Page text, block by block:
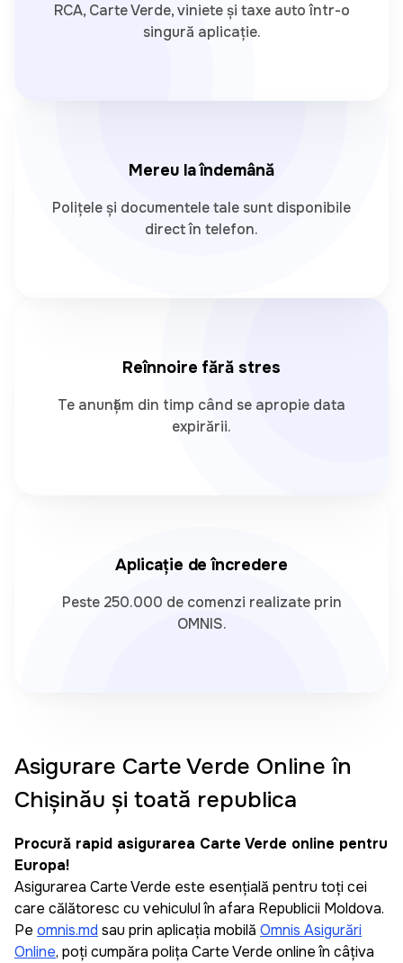
RCA, Carte Verde, viniete și taxe auto într-o
singură aplicație.
Mereu la îndemână
Polițele și documentele tale sunt disponibile
direct în telefon.
Reînnoire fără stres
Te anunțăm din timp când se apropie data
expirării.
Aplicație de încredere
Peste 250.000 de comenzi realizate prin
OMNIS.
Asigurare Carte Verde Online în
Chișinău și toată republica
Procură rapid asigurarea Carte Verde online pentru
Europa!
Asigurarea Carte Verde este esențială pentru toți cei
care călătoresc cu vehiculul în afara Republicii Moldova.
Pe omnis.md sau prin aplicația mobilă Omnis Asigurări
Online, poți cumpăra polița Carte Verde online în câțiva